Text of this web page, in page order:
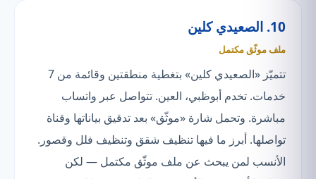
10. الصعيدي كلين
ملف موثّق مكتمل
تتميّز «الصعيدي كلين» بتغطية منطقتين وقائمة من 7
خدمات. تخدم أبوظبي، العين. تتواصل عبر واتساب
مباشرة. وتحمل شارة «موثّق» بعد تدقيق بياناتها وقناة
تواصلها. أبرز ما فيها تنظيف شقق وتنظيف فلل وقصور.
الأنسب لمن يبحث عن ملف موثّق مكتمل — لكن